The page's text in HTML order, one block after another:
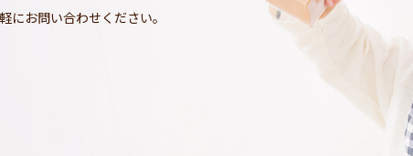
にお問い合わせください。